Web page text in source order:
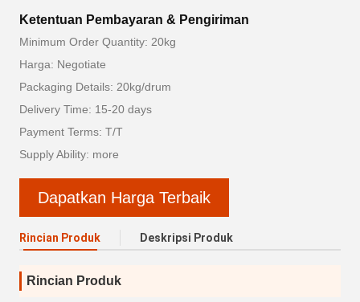
Ketentuan Pembayaran & Pengiriman
Minimum Order Quantity: 20kg
Harga: Negotiate
Packaging Details: 20kg/drum
Delivery Time: 15-20 days
Payment Terms: T/T
Supply Ability: more
Dapatkan Harga Terbaik
Rincian Produk Deskripsi Produk
Rincian Produk